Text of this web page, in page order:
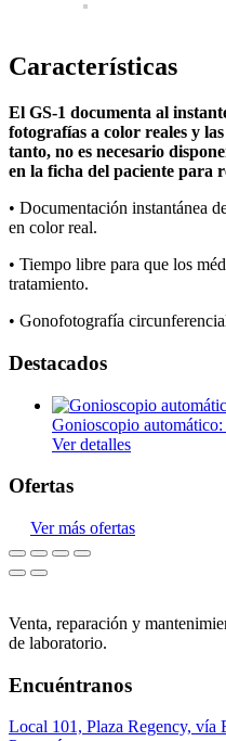
Características
El GS-1 documenta al
fotografías a color reales y
tanto, no es necesario
en la ficha del paciente para
• Documentación instantánea
en color real.
• Tiempo libre para que los
tratamiento.
• Gonofotografía
Destacados
Gonioscopio
Ver detalles
Ofertas
Ver más ofertas
Venta, reparación y
de laboratorio.
Encuéntranos
Local 101, Plaza Regency, vía